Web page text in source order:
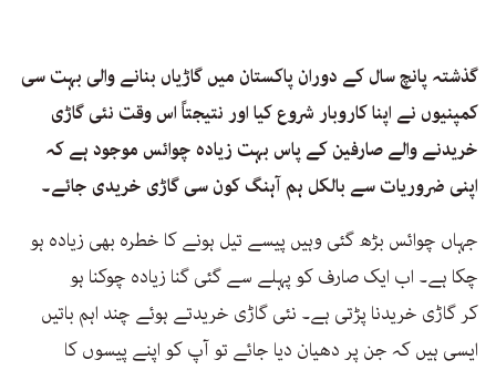
گذشتہ پانچ سال کے دوران پاکستان میں گاڑیاں بنانے والی بہت سی
کمپنیوں نے اپنا کاروبار شروع کیا اور نتیجتاً اس وقت نئی گاڑی
خریدنے والے صارفین کے پاس بہت زیادہ چوائس موجود ہے کہ
اپنی ضروریات سے بالکل ہم آہنگ کون سی گاڑی خریدی جائے۔
جہاں چوائس بڑھ گئی وہیں پیسے تیل ہونے کا خطرہ بھی زیادہ ہو
چکا ہے۔ اب ایک صارف کو پہلے سے گئی گنا زیادہ چوکنا ہو
کر گاڑی خریدنا پڑتی ہے۔ نئی گاڑی خریدتے ہوئے چند اہم باتیں
ایسی ہیں کہ جن پر دھیان دیا جائے تو آپ کو اپنے پیسوں کا